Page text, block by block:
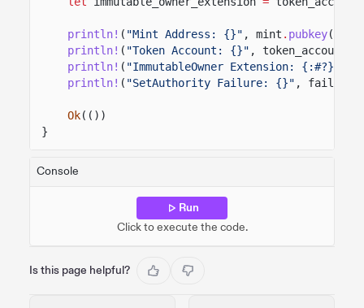
println! ( "Mint Address: {}" , mint . pubkey());
println! ( "Token Account: {}" , token_account
println! ( "ImmutableOwner Extension: {:#?}"
println! ( "SetAuthority Failure: {}" ,
Ok(())
}
Console
Run
Click to execute the code.
Is this page helpful?